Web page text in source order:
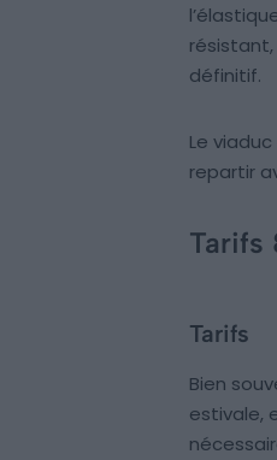
définitif.
Le
repartir
Tarifs
Tarifs
Bien
estivale,